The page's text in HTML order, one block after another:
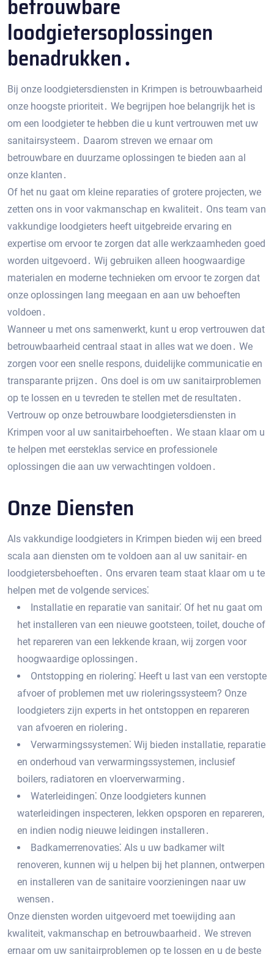
loodgietersoplossingen
benadrukken․
Bij onze loodgietersdiensten in Krimpen is betrouwbaarheid
onze hoogste prioriteit․ We begrijpen hoe belangrijk het is
om een ​​loodgieter te hebben die u kunt vertrouwen met uw
sanitairsysteem․ Daarom streven we ernaar om
betrouwbare en duurzame oplossingen te bieden aan al
onze klanten․
Of het nu gaat om kleine reparaties of grotere projecten, we
zetten ons in voor vakmanschap en kwaliteit․ Ons team van
vakkundige loodgieters heeft uitgebreide ervaring en
expertise om ervoor te zorgen dat alle werkzaamheden goed
worden uitgevoerd․ Wij gebruiken alleen hoogwaardige
materialen en moderne technieken om ervoor te zorgen dat
onze oplossingen lang meegaan en aan uw behoeften
voldoen․
Wanneer u met ons samenwerkt, kunt u erop vertrouwen dat
betrouwbaarheid centraal staat in alles wat we doen․ We
zorgen voor een snelle respons, duidelijke communicatie en
transparante prijzen․ Ons doel is om uw sanitairproblemen
op te lossen en u tevreden te stellen met de resultaten․
Vertrouw op onze betrouwbare loodgietersdiensten in
Krimpen voor al uw sanitairbehoeften․ We staan ​​klaar om u
te helpen met eersteklas service en professionele
oplossingen die aan uw verwachtingen voldoen․
Onze Diensten
Als vakkundige loodgieters in Krimpen bieden wij een breed
scala aan diensten om te voldoen aan al uw sanitair- en
loodgietersbehoeften․ Ons ervaren team staat klaar om u te
helpen met de volgende services⁚
Installatie en reparatie van sanitair⁚ Of het nu gaat om
het installeren van een nieuwe gootsteen, toilet, douche of
het repareren van een lekkende kraan, wij zorgen voor
hoogwaardige oplossingen․
Ontstopping en riolering⁚ Heeft u last van een verstopte
afvoer of problemen met uw rioleringssysteem? Onze
loodgieters zijn experts in het ontstoppen en repareren
van afvoeren en riolering․
Verwarmingssystemen⁚ Wij bieden installatie, reparatie
en onderhoud van verwarmingssystemen, inclusief
boilers, radiatoren en vloerverwarming․
Waterleidingen⁚ Onze loodgieters kunnen
waterleidingen inspecteren, lekken opsporen en repareren,
en indien nodig nieuwe leidingen installeren․
Badkamerrenovaties⁚ Als u uw badkamer wilt
renoveren, kunnen wij u helpen bij het plannen, ontwerpen
en installeren van de sanitaire voorzieningen naar uw
wensen․
Onze diensten worden uitgevoerd met toewijding aan
kwaliteit, vakmanschap en betrouwbaarheid․ We streven
ernaar om uw sanitairproblemen op te lossen en u de beste